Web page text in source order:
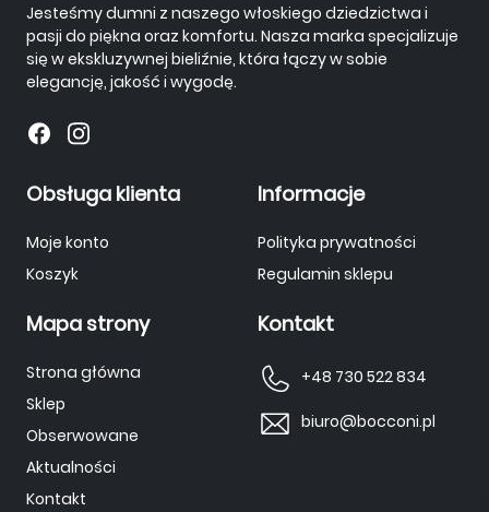
Jesteśmy dumni z naszego włoskiego dziedzictwa i
pasji do piękna oraz komfortu. Nasza marka specjalizuje
się w ekskluzywnej bieliźnie, która łączy w sobie
elegancję, jakość i wygodę.
Obsługa klienta
Moje konto
Koszyk
Informacje
Polityka prywatności
Regulamin sklepu
Mapa strony
Strona główna
Sklep
Obserwowane
Aktualności
Kontakt
Kontakt
+48 730 522 834
biuro@bocconi.pl